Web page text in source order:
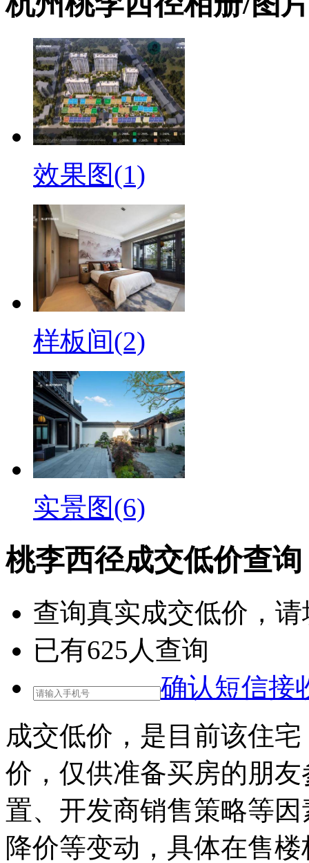
效果图(1)
样板间(2)
实景图(6)
桃李西径成交低价查询
查询真实成交低价 ，
已有625 人查询
确认短信接
成交低价，是目前该住
价，仅供准备买房的朋
置、开发商销售策略等
降价等变动，具体在售